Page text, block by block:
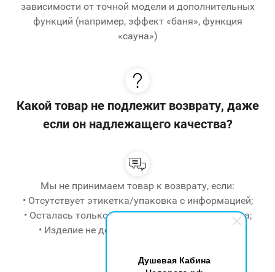
Душевая Кабина
зависимости от точной модели и дополнительных
функций (например, эффект «баня», функция
«сауна»)
Какой товар не подлежит возврату, даже
если он надлежащего качества?
Мы не принимаем товар к возврату, если:
• Отсутствует этикетка/упаковка с информацией;
• Осталась только часть пачки/упаковки товара;
• Изделие не должно быть в эксплуатации.